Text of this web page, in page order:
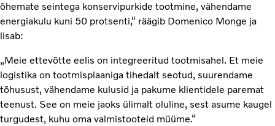
õhemate seintega konservipurkide tootmine, vähendame
energiakulu kuni 50 protsenti,“ räägib Domenico Monge ja
lisab:
„Meie ettevõtte eelis on integreeritud tootmisahel. Et meie
logistika on tootmisplaaniga tihedalt seotud, suurendame
tõhusust, vähendame kulusid ja pakume klientidele paremat
teenust. See on meie jaoks ülimalt oluline, sest asume kaugel
turgudest, kuhu oma valmistooteid müüme.“